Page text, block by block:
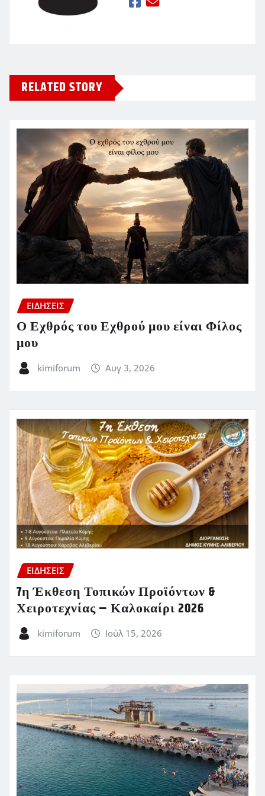
RELATED STORY
ΕΙΔΗΣΕΙΣ
Ο Εχθρός του Εχθρού μου είναι Φίλος
μου
kimiforum Αυγ 3, 2026
ΕΙΔΗΣΕΙΣ
7η Έκθεση Τοπικών Προϊόντων &
Χειροτεχνίας – Καλοκαίρι 2026
kimiforum Ιούλ 15, 2026